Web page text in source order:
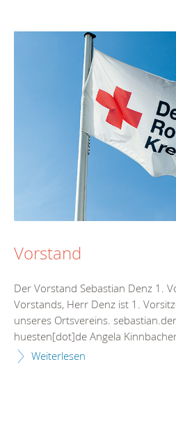
Vorstand
Der Vorstand Sebastian Denz 1.
Vorstands, Herr Denz ist 1.
unseres Ortsvereins.
huesten[dot]de Angela Kinnbacher
Weiterlesen